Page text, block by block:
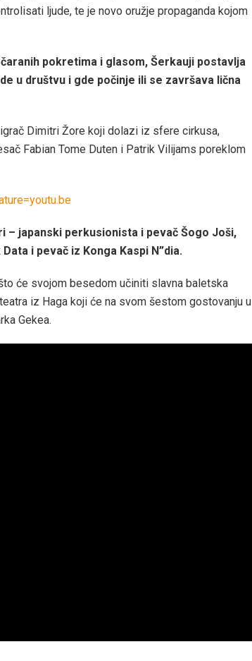
ljude, te je novo oružje propaganda kojom
pokretima i glasom, Šerkauji postavlja
u društvu i gde počinje ili se završava lična
Dimitri Žore koji dolazi iz sfere cirkusa,
Fabian Tome Duten i Patrik Vilijams poreklom
– japanski perkusionista i pevač Šogo Joši,
i pevač iz Konga Kaspi N”dia.
će svojom besedom učiniti slavna baletska
iz Haga koji će na svom šestom gostovanju u
Gekea.